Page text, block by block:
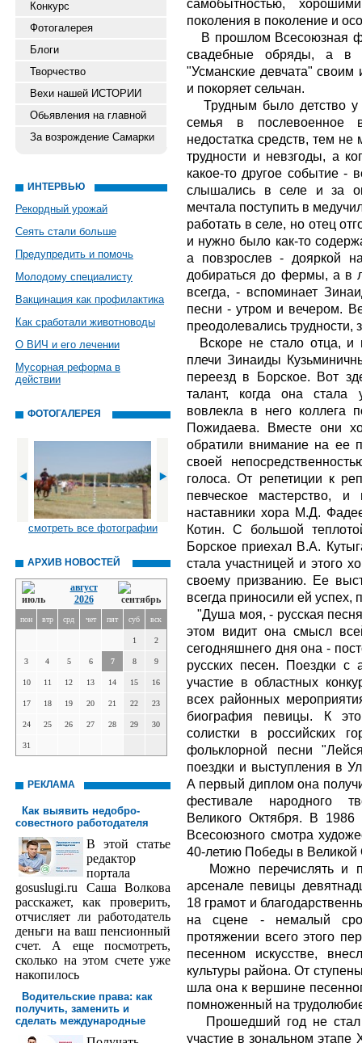
Конкурс
Фотогалерея
Блоги
Творчество
Вехи нашей ИСТОРИИ
Обьявления на главной
За возрождение Самарки
ИНТЕРВЬЮ
Рекордный урожай
Сеять стали больше
Предупредить и помочь
Молодому специалисту
Вакцинация как профилактика
Как сработали животноводы
О ВИЧ и его лечении
Мусорная реформа в
действии
ФОТОГАЛЕРЕЯ
смотреть все фотографии
АРХИВ НОВОСТЕЙ
август
2026
пон втр срд чет пят суб вск
1 2
3 4 5 6 7 8 9
10 11 12 13 14 15 16
17 18 19 20 21 22 23
24 25 26 27 28 29 30
31
РЕКЛАМА
Как выявить недобро­
совестного работодателя
В этой статье
редактор
порта­ла
gosuslugi.ru Саша Волкова
расскажет, как проверить,
отчисляет ли работодатель
деньги на ваш пенсионный
счет. А еще посмотреть,
сколько на этом счете уже
накопилось
Водительские права: как
получить, заменить и
сделать международ­ные
самобытностью,
поколения в поколение и
В прошлом Всесоюзная
свадебные обряды, а в
"Усманские девчата" своим
и покоряет сельчан.
Трудным было детство у
семья в послевоенное
недостатка средств, тем
трудности и невзгоды, а
какое-то другое событие -
слышались в селе и за
мечтала поступить в
работать в селе, но отец
и нужно было как-то
а повзрослев - дояркой
добираться до фермы, а в
всегда, - вспоминает
песни - утром и вечером.
преодолевались трудности,
Вскоре не стало отца, и
плечи Зинаиды
переезд в Борское. Вот
талант, когда она стала
вовлекла в него
Пожидаева. Вместе они
обратили внимание на ее
своей
голоса. От репетиции к
певческое мастерство,
наставники хора М.Д.
Котин. С большой
Борское приехал В.А.
стала участницей и этого
своему призванию. Ее
всегда приносили ей успех,
"Душа моя, - русская
этом видит она смысл
сегодняшнего дня она -
русских песен. Поездки с
участие в областных
всех районных
биография певицы. К
солистки в российских
фольклорной песни
поездки и выступления в
А первый диплом она
фестивале народного
Великого Октября. В 1986
Всесоюзного смотра
40-летию Победы в Великой
Можно перечислять и
арсенале певицы
18 грамот и
на сцене - немалый
протяжении всего этого
песенном искусстве,
культуры района. От
шла она к вершине
помноженный на
Прошедший год не стал
участие в зональном этапе